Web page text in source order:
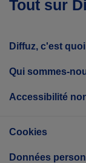
Tout sur
Diffuz, c'est
Qui sommes-
Accessibilité
Cookies
Données